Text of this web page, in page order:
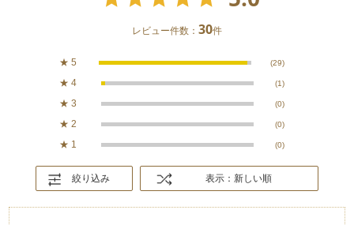
レビュー件数： 30件
★ 5 (29)
★ 4 (1)
★ 3 (0)
★ 2 (0)
★ 1 (0)
絞り込み 表示：新しい順